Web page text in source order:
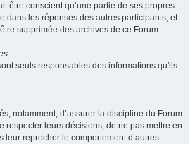
être conscient qu’une partie de ses propres
dans les réponses des autres participants, et
supprimée des archives de ce Forum.
seuls responsables des informations qu'ils
notamment, d’assurer la discipline du Forum
respecter leurs décisions, de ne pas mettre en
leur reprocher le comportement d’autres